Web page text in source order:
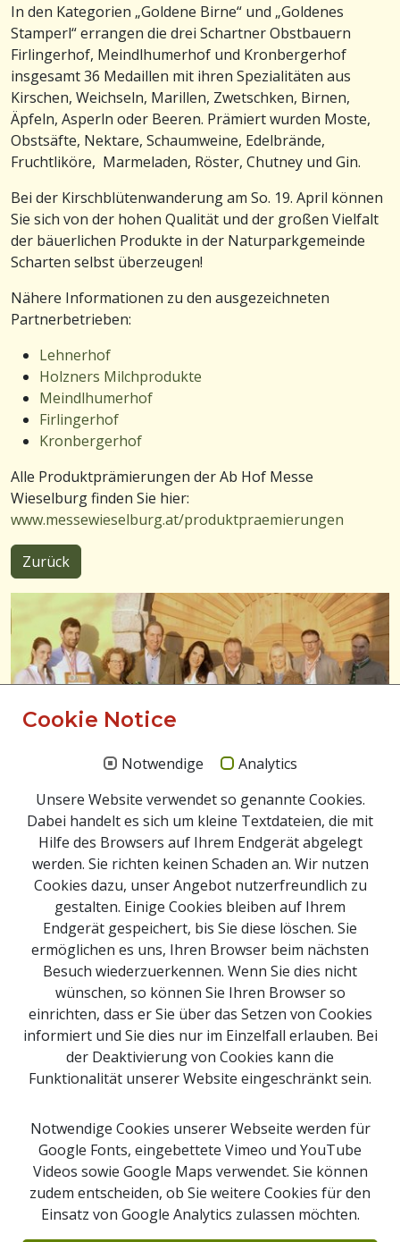
In den Kategorien „Goldene Birne“ und „Goldenes
Stamperl“ errangen die drei Schartner Obstbauern
Firlingerhof, Meindlhumerhof und Kronbergerhof
insgesamt 36 Medaillen mit ihren Spezialitäten aus
Kirschen, Weichseln, Marillen, Zwetschken, Birnen,
Äpfeln, Asperln oder Beeren. Prämiert wurden Moste,
Obstsäfte, Nektare, Schaumweine, Edelbrände,
Fruchtliköre, Marmeladen, Röster, Chutney und Gin.
Bei der Kirschblütenwanderung am So. 19. April können
Sie sich von der hohen Qualität und der großen Vielfalt
der bäuerlichen Produkte in der Naturparkgemeinde
Scharten selbst überzeugen!
Nähere Informationen zu den ausgezeichneten
Partnerbetrieben:
Lehnerhof
Holzners Milchprodukte
Meindlhumerhof
Firlingerhof
Kronbergerhof
Alle Produktprämierungen der Ab Hof Messe
Wieselburg finden Sie hier:
www.messewieselburg.at/produktpraemierungen
Zurück
Die ausgezeichneten Naturpark-Partnerbetriebe
Holzners Milchprodukte, Kronbergerhof, Firlingerhof,
Meindlhumerhof und Lehnerhof
Impressum
Newsletter Anmeldung
Kontakt
Downloads
Suche
© 2026 Copyright Naturpark Obst-Hügel-Land
Cookie Notice
Notwendige
Analytics
Unsere Website verwendet so genannte Cookies.
Dabei handelt es sich um kleine Textdateien, die mit
Hilfe des Browsers auf Ihrem Endgerät abgelegt
werden. Sie richten keinen Schaden an. Wir nutzen
Cookies dazu, unser Angebot nutzerfreundlich zu
gestalten. Einige Cookies bleiben auf Ihrem
Endgerät gespeichert, bis Sie diese löschen. Sie
ermöglichen es uns, Ihren Browser beim nächsten
Besuch wiederzuerkennen. Wenn Sie dies nicht
wünschen, so können Sie Ihren Browser so
einrichten, dass er Sie über das Setzen von Cookies
informiert und Sie dies nur im Einzelfall erlauben. Bei
der Deaktivierung von Cookies kann die
Funktionalität unserer Website eingeschränkt sein.
Notwendige Cookies unserer Webseite werden für
Google Fonts, eingebettete Vimeo und YouTube
Videos sowie Google Maps verwendet. Sie können
zudem entscheiden, ob Sie weitere Cookies für den
Einsatz von Google Analytics zulassen möchten.